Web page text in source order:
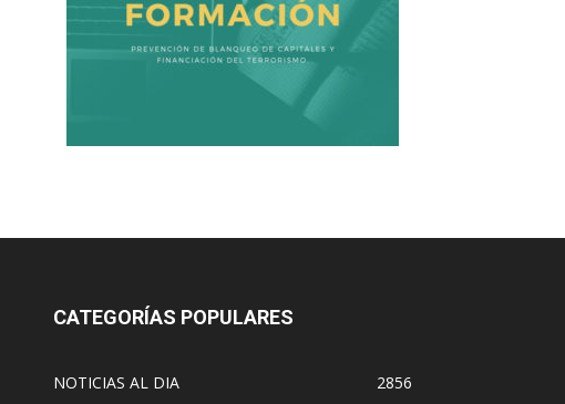
CATEGORÍAS POPULARES
NOTICIAS AL DIA
2856